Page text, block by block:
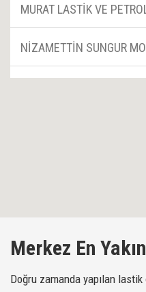
MURAT LASTİK VE
NİZAMETTİN SUNGUR
Merkez En
Doğru zamanda yapılan